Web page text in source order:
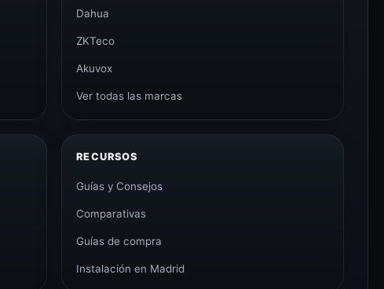
Dahua
ZKTeco
Akuvox
Ver todas las marcas
RECURSOS
Guías y Consejos
Comparativas
Guías de compra
Instalación en Madrid